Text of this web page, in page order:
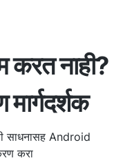
नाही?
साधनासह Android
करा